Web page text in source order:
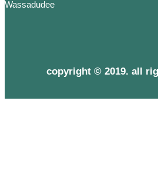
Wassadudee
copyright © 2019. all